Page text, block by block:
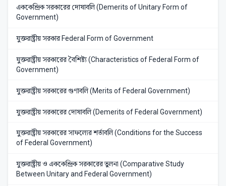
এককেন্দ্রিক সরকারের দোষাবলি (Demerits of Unitary Form of
Government)
যুক্তরাষ্ট্রীয় সরকার Federal Form of Government
যুক্তরাষ্ট্রীয় সরকারের বৈশিষ্ট্য (Characteristics of Federal Form of
Government)
যুক্তরাষ্ট্রীয় সরকারের গুণাবলি (Merits of Federal Government)
যুক্তরাষ্ট্রীয় সরকারের দোষাবলি (Demerits of Federal Government)
যুক্তরাষ্ট্রীয় সরকারের সাফল্যের শর্তাবলি (Conditions for the Success
of Federal Government)
যুক্তরাষ্ট্রীয় ও এককেন্দ্রিক সরকারের তুলনা (Comparative Study
Between Unitary and Federal Government)